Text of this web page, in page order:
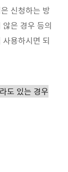
신청하는 방
은 경우 등의
용하시면 되
도 있는 경우